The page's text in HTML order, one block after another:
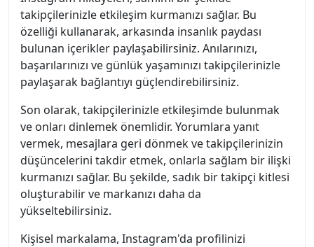
takipçilerinizle etkileşim kurmanızı sağlar. Bu
özelliği kullanarak, arkasında insanlık paydası
bulunan içerikler paylaşabilirsiniz. Anılarınızı,
başarılarınızı ve günlük yaşamınızı takipçilerinizle
paylaşarak bağlantıyı güçlendirebilirsiniz.
Son olarak, takipçilerinizle etkileşimde bulunmak
ve onları dinlemek önemlidir. Yorumlara yanıt
vermek, mesajlara geri dönmek ve takipçilerinizin
düşüncelerini takdir etmek, onlarla sağlam bir ilişki
kurmanızı sağlar. Bu şekilde, sadık bir takipçi kitlesi
oluşturabilir ve markanızı daha da
yükseltebilirsiniz.
Kişisel markalama, Instagram'da profilinizi